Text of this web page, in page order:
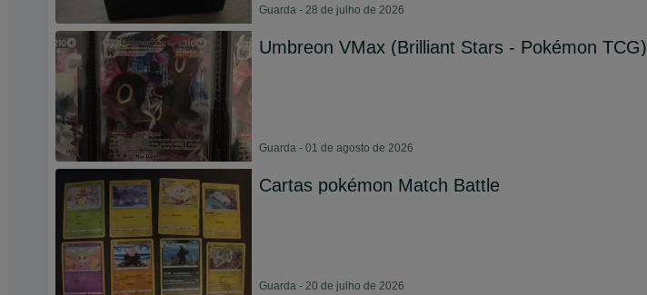
Guarda - 28 de julho de 2026
Umbreon VMax (Brilliant Stars - Pokémon TCG)
Guarda - 01 de agosto de 2026
Cartas pokémon Match Battle
Guarda - 20 de julho de 2026